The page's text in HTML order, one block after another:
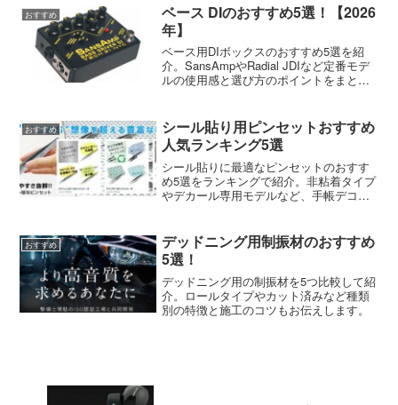
おすすめ
ベース DIのおすすめ5選！【2026
年】
ベース用DIボックスのおすすめ5選を紹
介。SansAmpやRadial JDIなど定番モデ
ルの使用感と選び方のポイントをまとめ
おすすめ
シール貼り用ピンセットおすすめ
人気ランキング5選
シール貼りに最適なピンセットのおすす
め5選をランキングで紹介。非粘着タイプ
やデカール専用モデルなど、手帳デコか
おすすめ
デッドニング用制振材のおすすめ
5選！
デッドニング用の制振材を5つ比較して紹
介。ロールタイプやカット済みなど種類
別の特徴と施工のコツもお伝えします。